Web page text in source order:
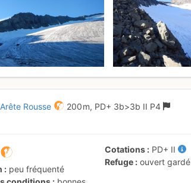
Rousse 200 m, PD+ 3b>3b II P4
peu fréquenté
Cotations PD+ II
Refuge
ouvert gardé